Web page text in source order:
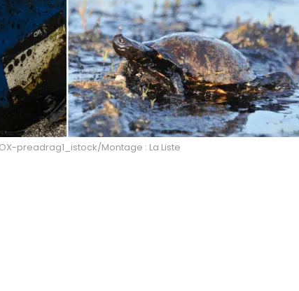
preadrag1_istock/Montage : La Liste